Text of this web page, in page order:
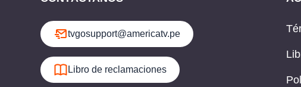
tvgosupport@americatv.pe
Libro de reclamaciones